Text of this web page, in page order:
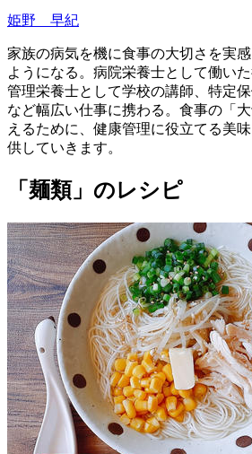
姫野 早紀
家族の病気を機に食事の大切さを実
ようになる。病院栄養士として働い
管理栄養士として学校の講師、特定
など幅広い仕事に携わる。食事の「
えるために、健康管理に役立てる美
供していきます。
「麺類」のレシピ